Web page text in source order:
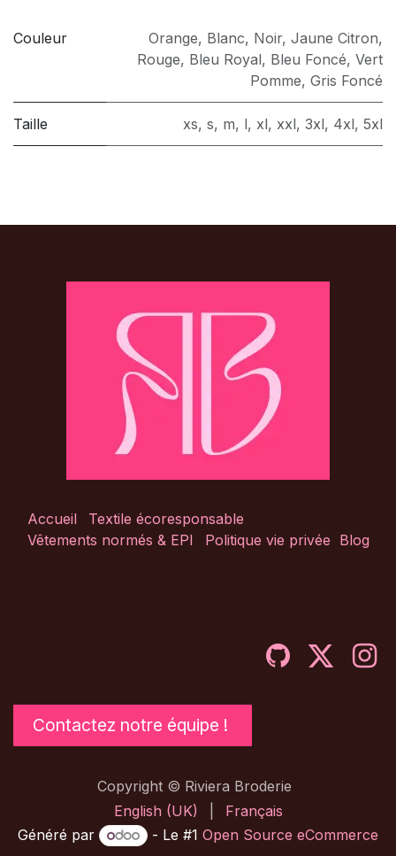
Couleur Orange, Blanc, Noir, Jaune Citron,
Rouge, Bleu Royal, Bleu Foncé, Vert
Pomme, Gris Foncé
Taille xs, s, m, l, xl, xxl, 3xl, 4xl, 5xl
Accueil
Textile écoresponsable
Vêtements normés & EPI
Politique vie privée Blog
Contactez notre équipe !
Copyright © Riviera Broderie
English (UK)
Français
Généré par
- Le #1 Open Source eCommerce